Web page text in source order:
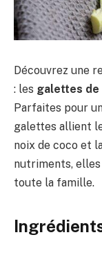
Découvrez une
: les galettes de
Parfaites pour
galettes allient
noix de coco et
nutriments,
toute la famille.